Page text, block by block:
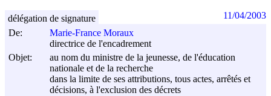
De:
Marie-France Moraux
directrice de l'encadrement
Objet:
au nom du ministre de la jeunesse, de l'éducation
nationale et de la recherche
dans la limite de ses attributions, tous actes, arrêtés et
décisions, à l'exclusion des décrets
délégation de signature 11/04/2003